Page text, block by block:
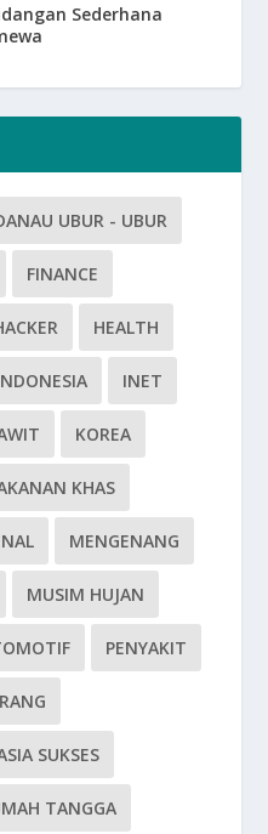
Sederhana
UBUR - UBUR
FINANCE
HEALTH
INET
KOREA
KHAS
MENGENANG
MUSIM HUJAN
PENYAKIT
SUKSES
TANGGA